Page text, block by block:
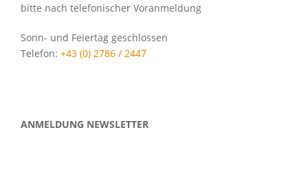
bitte nach telefonischer Voranmeldung
Sonn- und Feiertag geschlossen
Telefon: +43 (0) 2786 / 2447
ANMELDUNG NEWSLETTER